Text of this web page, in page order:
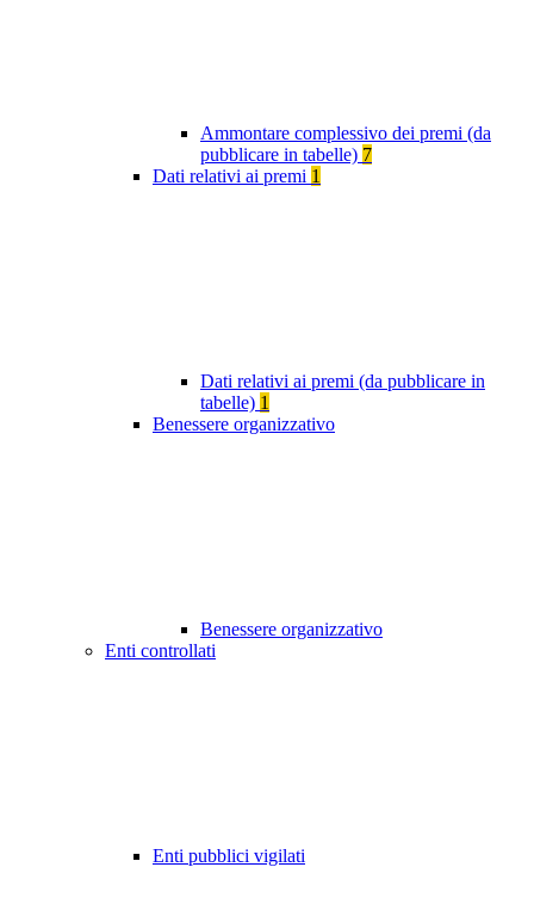
Ammontare complessivo dei premi (da
pubblicare in tabelle) 7
Dati relativi ai premi 1
Dati relativi ai premi (da pubblicare in
tabelle) 1
Benessere organizzativo
Benessere organizzativo
Enti controllati
Enti pubblici vigilati